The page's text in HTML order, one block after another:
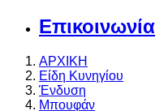
Επικοινωνία
ΑΡΧΙΚΗ
Είδη Κυνηγίου
Ένδυση
Μπουφάν